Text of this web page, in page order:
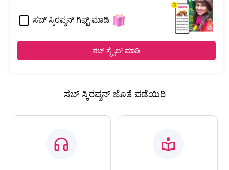
ಸಬ್ ಸ್ಕಿರಪ್ಶನ್ ಗಿಫ್ಟ್ ಮಾಡಿ
ಸಬ್ ಸ್ಕ್ರೈಬ್ ಮಾಡಿ
ಸಬ್ ಸ್ಕಿರಪ್ಶನ್ ಜೊತೆ ಪಡೆಯಿರಿ